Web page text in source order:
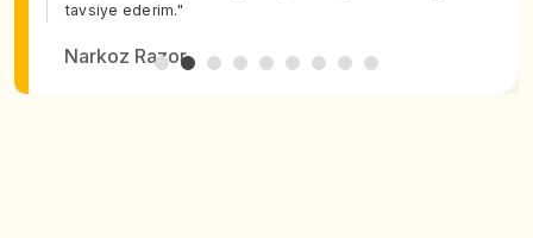
tavsiye ederim."
Narkoz Razor